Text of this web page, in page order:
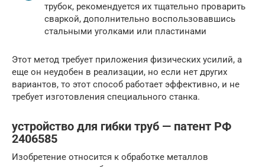
трубок, рекомендуется их тщательно проварить
сваркой, дополнительно воспользовавшись
стальными уголками или пластинами
Этот метод требует приложения физических усилий, а
еще он неудобен в реализации, но если нет других
вариантов, то этот способ работает эффективно, и не
требует изготовления специального станка.
устройство для гибки труб — патент РФ
2406585
Изобретение относится к обработке металлов